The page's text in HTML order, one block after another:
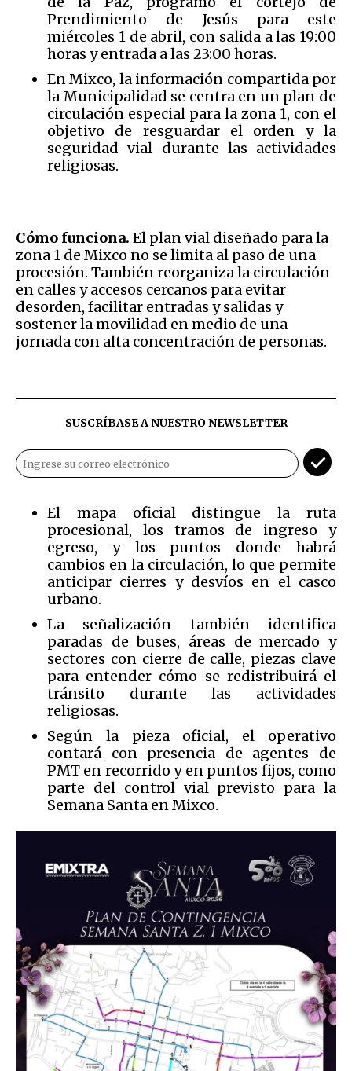
Prendimiento de Jesús para este
miércoles 1 de abril, con salida a las 19:00
horas y entrada a las 23:00 horas.
En Mixco, la información compartida por
la Municipalidad se centra en un plan de
circulación especial para la zona 1, con el
objetivo de resguardar el orden y la
seguridad vial durante las actividades
religiosas.
Cómo funciona. El plan vial diseñado para la
zona 1 de Mixco no se limita al paso de una
procesión. También reorganiza la circulación
en calles y accesos cercanos para evitar
desorden, facilitar entradas y salidas y
sostener la movilidad en medio de una
jornada con alta concentración de personas.
SUSCRÍBASE A NUESTRO NEWSLETTER
El mapa oficial distingue la ruta
procesional, los tramos de ingreso y
egreso, y los puntos donde habrá
cambios en la circulación, lo que permite
anticipar cierres y desvíos en el casco
urbano.
La señalización también identifica
paradas de buses, áreas de mercado y
sectores con cierre de calle, piezas clave
para entender cómo se redistribuirá el
tránsito durante las actividades
religiosas.
Según la pieza oficial, el operativo
contará con presencia de agentes de
PMT en recorrido y en puntos fijos, como
parte del control vial previsto para la
Semana Santa en Mixco.